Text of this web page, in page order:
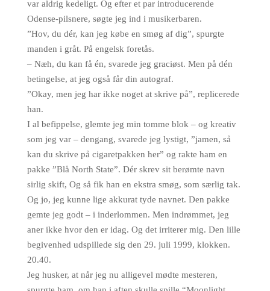
var aldrig kedeligt. Og efter et par introducerende
Odense-pilsnere, søgte jeg ind i musikerbaren.
”Hov, du dér, kan jeg købe en smøg af dig”, spurgte
manden i gråt. På engelsk foretås.
– Næh, du kan få én, svarede jeg graciøst. Men på dén
betingelse, at jeg også får din autograf.
”Okay, men jeg har ikke noget at skrive på”, replicerede
han.
I al befippelse, glemte jeg min tomme blok – og kreativ
som jeg var – dengang, svarede jeg lystigt, ”jamen, så
kan du skrive på cigaretpakken her” og rakte ham en
pakke ”Blå North State”. Dérskrev sit berømte navn
sirlig skift, Og så fik han en ekstra smøg, som særlig tak.
Og jo, jeg kunne lige akkurat tyde navnet. Den pakke
gemte jeg godt – i inderlommen. Men indrømmet, jeg
aner ikke hvor den er idag. Og det irriterer mig. Den lille
begivenhed udspillede sig den 29. juli 1999, klokken.
20.40.
Jeg husker, at når jeg nu alligevel mødte mesteren,